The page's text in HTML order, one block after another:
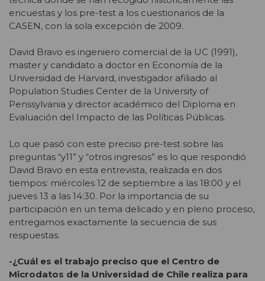
encuestas y los pre-test a los cuestionarios de la
CASEN, con la sola excepción de 2009.
David Bravo es ingeniero comercial de la UC (1991),
master y candidato a doctor en Economía de la
Universidad de Harvard, investigador afiliado al
Population Studies Center de la University of
Penssylvania y director académico del Diploma en
Evaluación del Impacto de las Políticas Públicas.
Lo que pasó con este preciso pre-test sobre las
preguntas “y11” y “otros ingresos” es lo que respondió
David Bravo en esta entrevista, realizada en dos
tiempos: miércoles 12 de septiembre a las 18:00 y el
jueves 13 a las 14:30. Por la importancia de su
participación en un tema delicado y en pleno proceso,
entregamos exactamente la secuencia de sus
respuestas.
-¿Cuál es el trabajo preciso que el Centro de
Microdatos de la Universidad de Chile realiza para